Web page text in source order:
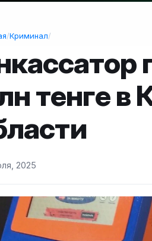
/Криминал/
тенге в
2025